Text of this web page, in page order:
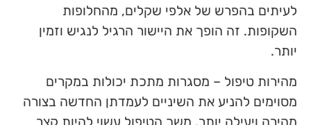
לעיתים בהפרש של אלפי שקלים, מהחלופות
השקופות. זה הופך את היישור הרגיל לנגיש וזמין
יותר.
מהירות טיפול – מסגרות מתכת יכולות במקרים
מסוימים להניע את השיניים לעמדתן החדשה בצורה
מהירה ויעילה יותר. משך הטיפול עשוי להיות קצר